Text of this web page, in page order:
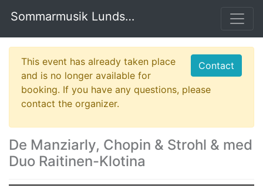
Sommarmusik Lundsberg
Contact
This event has already taken place
and is no longer available for
booking. If you have any questions, please
contact the organizer.
De Manziarly, Chopin & Strohl & med
Duo Raitinen-Klotina